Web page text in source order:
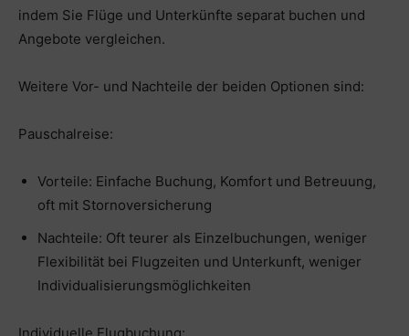
indem Sie Flüge und Unterkünfte separat buchen und
Angebote vergleichen.
Weitere Vor- und Nachteile der beiden Optionen sind:
Pauschalreise:
Vorteile: Einfache Buchung, Komfort und Betreuung,
oft mit Stornoversicherung
Nachteile: Oft teurer als Einzelbuchungen, weniger
Flexibilität bei Flugzeiten und Unterkunft, weniger
Individualisierungsmöglichkeiten